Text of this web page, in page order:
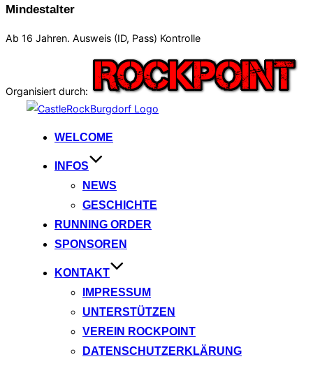
Mindestalter
Ab 16 Jahren. Ausweis (ID, Pass) Kontrolle
Organisiert durch:
springen
WELCOME
INFOS
NEWS
GESCHICHTE
RUNNING ORDER
SPONSOREN
KONTAKT
IMPRESSUM
UNTERSTÜTZEN
VEREIN ROCKPOINT
DATENSCHUTZERKLÄRUNG